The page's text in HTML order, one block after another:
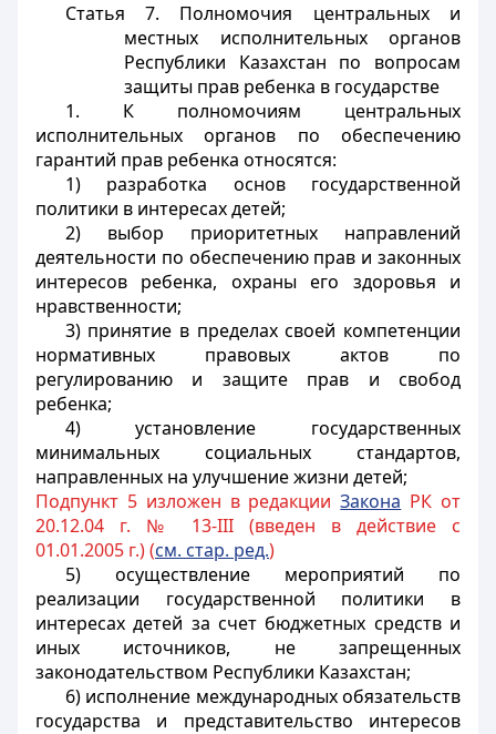
Статья 7. Полномочия центральных и
местных исполнительных органов
Республики Казахстан по вопросам
защиты прав ребенка в государстве
1. К полномочиям центральных
исполнительных органов по обеспечению
гарантий прав ребенка относятся:
1) разработка основ государственной
политики в интересах детей;
2) выбор приоритетных направлений
деятельности по обеспечению прав и законных
интересов ребенка, охраны его здоровья и
нравственности;
3) принятие в пределах своей компетенции
нормативных правовых актов по
регулированию и защите прав и свобод
ребенка;
4) установление государственных
минимальных социальных стандартов,
направленных на улучшение жизни детей;
Подпункт 5 изложен в редакцииЗакона РК от
20.12.04 г. № 13-III (введен в действие с
01.01.2005 г.) (см. стар. ред.)
5) осуществление мероприятий по
реализации государственной политики в
интересах детей за счет бюджетных средств и
иных источников, не запрещенных
законодательством Республики Казахстан;
6) исполнение международных обязательств
государства и представительство интересов